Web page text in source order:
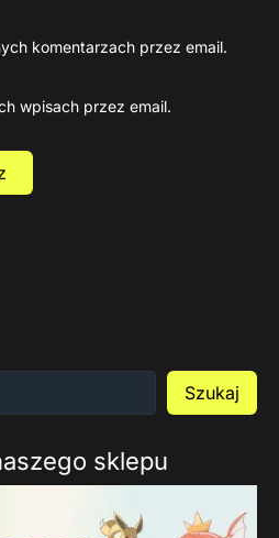
komentarzach przez email.
wpisach przez email.
Szukaj
sklepu